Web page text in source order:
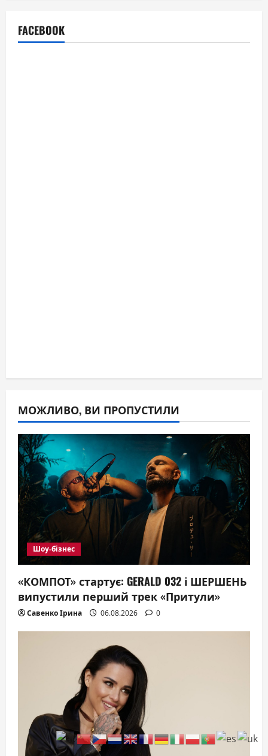
FACEBOOK
МОЖЛИВО, ВИ ПРОПУСТИЛИ
Шоу-бізнес
«КОМПОТ» стартує: GERALD 032 і ШЕРШЕНЬ
випустили перший трек «Притули»
Савенко Ірина 06.08.2026 0